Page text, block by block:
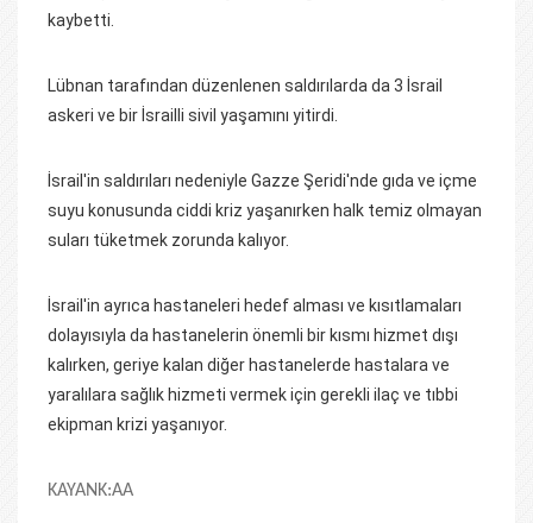
kaybetti.
Lübnan tarafından düzenlenen saldırılarda da 3 İsrail
askeri ve bir İsrailli sivil yaşamını yitirdi.
İsrail'in saldırıları nedeniyle Gazze Şeridi'nde gıda ve içme
suyu konusunda ciddi kriz yaşanırken halk temiz olmayan
suları tüketmek zorunda kalıyor.
İsrail'in ayrıca hastaneleri hedef alması ve kısıtlamaları
dolayısıyla da hastanelerin önemli bir kısmı hizmet dışı
kalırken, geriye kalan diğer hastanelerde hastalara ve
yaralılara sağlık hizmeti vermek için gerekli ilaç ve tıbbi
ekipman krizi yaşanıyor.
KAYANK:AA